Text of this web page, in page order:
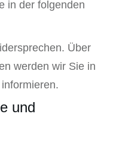
in der folgenden
Über
werden wir Sie in
und